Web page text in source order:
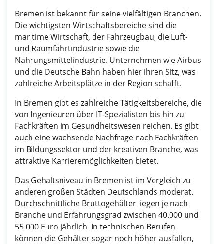
Bremen ist bekannt für seine vielfältigen Branchen.
Die wichtigsten Wirtschaftsbereiche sind die
maritime Wirtschaft, der Fahrzeugbau, die Luft-
und Raumfahrtindustrie sowie die
Nahrungsmittelindustrie. Unternehmen wie Airbus
und die Deutsche Bahn haben hier ihren Sitz, was
zahlreiche Arbeitsplätze in der Region schafft.
In Bremen gibt es zahlreiche Tätigkeitsbereiche, die
von Ingenieuren über IT-Spezialisten bis hin zu
Fachkräften im Gesundheitswesen reichen. Es gibt
auch eine wachsende Nachfrage nach Fachkräften
im Bildungssektor und der kreativen Branche, was
attraktive Karrieremöglichkeiten bietet.
Das Gehaltsniveau in Bremen ist im Vergleich zu
anderen großen Städten Deutschlands moderat.
Durchschnittliche Bruttogehälter liegen je nach
Branche und Erfahrungsgrad zwischen 40.000 und
55.000 Euro jährlich. In technischen Berufen
können die Gehälter sogar noch höher ausfallen,